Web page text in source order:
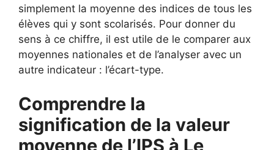
simplement la moyenne des indices de tous les
élèves qui y sont scolarisés. Pour donner du
sens à ce chiffre, il est utile de le comparer aux
moyennes nationales et de l’analyser avec un
autre indicateur : l’écart-type.
Comprendre la
signification de la valeur
moyenne de l’IPS à Le